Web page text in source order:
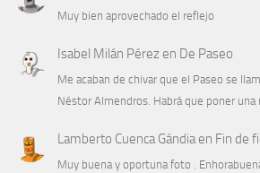
Muy bien aprovechado el reflejo
Isabel Milán Pérezen De Paseo
Me acaban de chivar que el Paseo se
Néstor Almendros. Habrá que poner una
Lamberto Cuenca Gándiaen Fin de
Muy buena y oportuna foto .